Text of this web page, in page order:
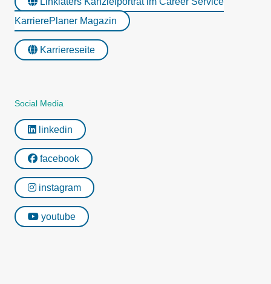
KarrierePlaner Magazin
Karriereseite
Social Media
linkedin
facebook
instagram
youtube